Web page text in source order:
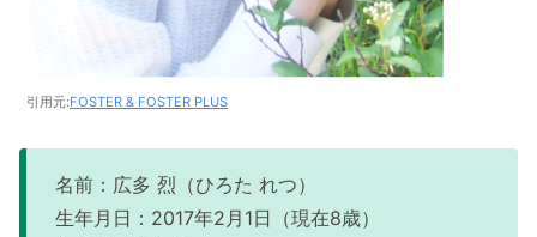
引用元:FOSTER & FOSTER PLUS
名前：広多 烈（ひろた れつ）
生年月日：2017年2月1日（現在8歳）